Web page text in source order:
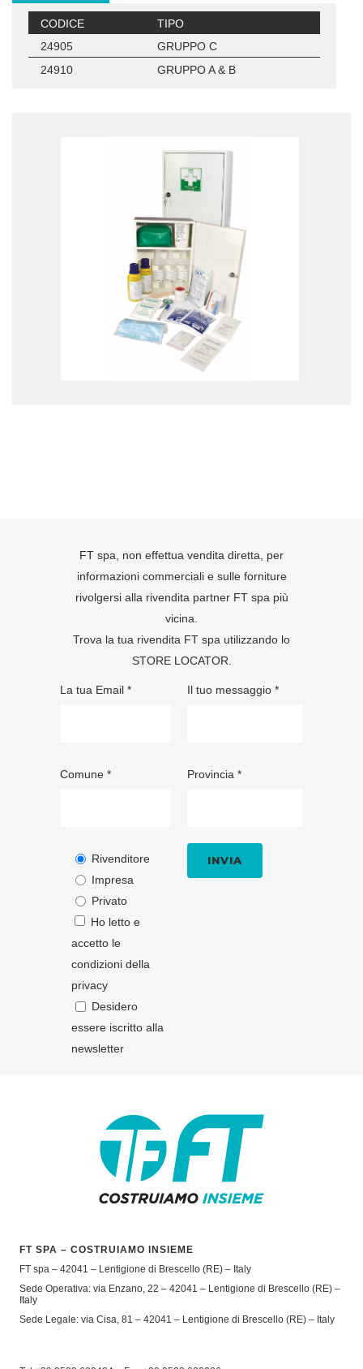
CODICE
TIPO
24905
GRUPPO C
24910
GRUPPO A & B
FT spa, non effettua vendita diretta, per
informazioni commerciali e sulle forniture
rivolgersi alla rivendita partner FT spa più
vicina.
Trova la tua rivendita FT spa utilizzando lo
STORE LOCATOR
La tua Email *
Comune *
Rivenditore
Impresa
Privato
Ho letto e
accetto le
condizioni della
privacy
Desidero
essere iscritto alla
newsletter
Il tuo messaggio *
Provincia *
FT SPA – COSTRUIAMO INSIEME
FT spa – 42041 – Lentigione di Brescello (RE) – Italy
Sede Operativa: via Enzano, 22 – 42041 – Lentigione di Brescello (RE) –
Italy
Sede Legale: via Cisa, 81 – 42041 – Lentigione di Brescello (RE) – Italy